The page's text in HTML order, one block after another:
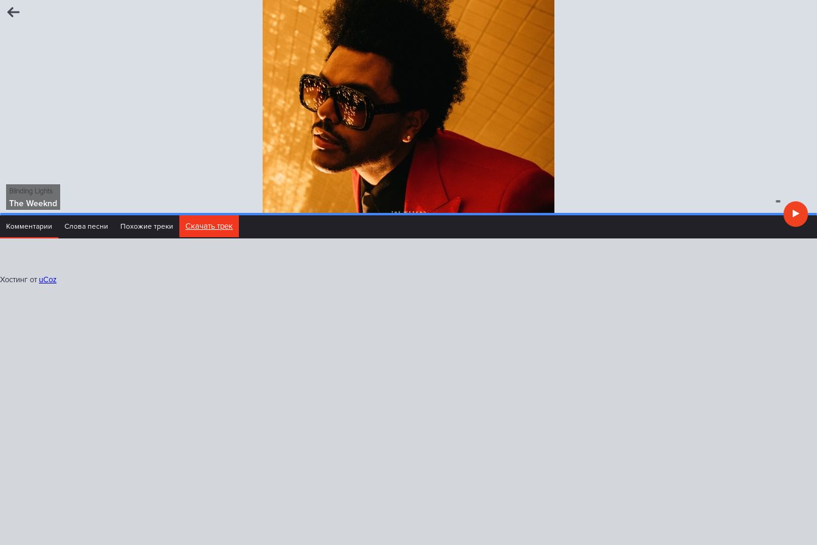
Blinding Lights
The Weeknd
Комментарии Слова песни Похожие треки Скачать трек
Хостинг от uCoz